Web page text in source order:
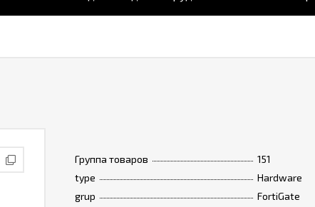
Группа товаров
151
type
Hardware
grup
FortiGate